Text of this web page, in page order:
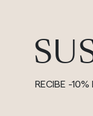
RECIBE -10%